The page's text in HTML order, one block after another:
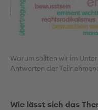
Warum sollten wir im
Antworten der
Wie lässt sich das